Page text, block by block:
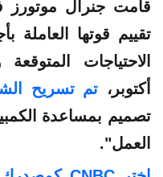
قامت جنرال موتورز
تقييم قوتها العاملة
الاحتياجات
أكتوبر، تم تسريح
العمل".